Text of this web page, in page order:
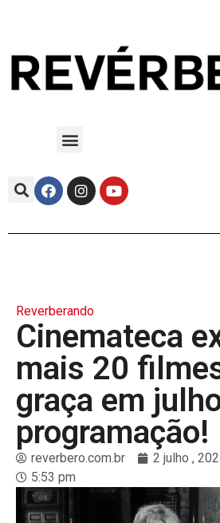
Reverberando
Cinemateca
mais 20
graça em
programação!
reverbero.com.br 2 julho ,
5:53 pm